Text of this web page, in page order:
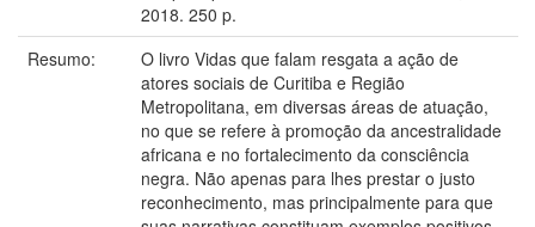
2018. 250 p.
Resumo:
O livro Vidas que falam resgata a ação de
atores sociais de Curitiba e Região
Metropolitana, em diversas áreas de atuação,
no que se refere à promoção da ancestralidade
africana e no fortalecimento da consciência
negra. Não apenas para lhes prestar o justo
reconhecimento, mas principalmente para que